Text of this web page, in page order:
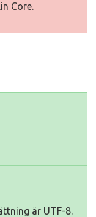
Core.
är UTF-8.